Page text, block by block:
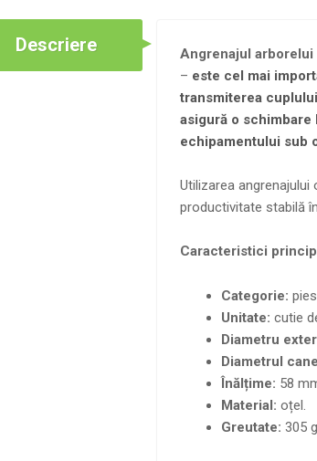
Descriere
Angrenajul
– este cel mai
transmiterea
asigură o
echipamentului sub
Utilizarea
productivitate stabilă
Caracteristici
Categorie:
Unitate: cutie
Diametru
Diametrul
Înălțime: 58
Material: oțel.
Greutate: 305